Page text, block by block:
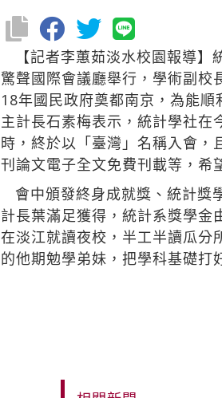
【記者李蕙茹淡水校園報導
驚聲國際會議廳舉行，學術副校
18年國民政府奠都南京，為能
主計長石素梅表示，統計學社在
時，終於以「臺灣」名稱入會，
刊論文電子全文免費刊載等，希
會中頒發終身成就獎、統計獎
計長葉滿足獲得，統計系獎學
在淡江就讀夜校，半工半讀瓜分
的他期勉學弟妹，把學科基礎打